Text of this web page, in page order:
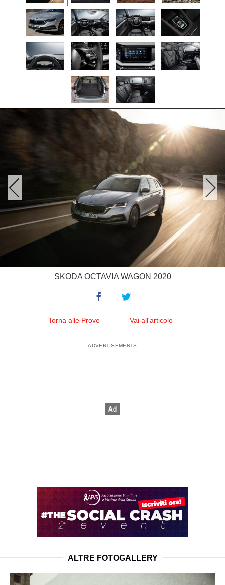
SKODA OCTAVIA WAGON 2020
Torna alle Prove Vai all'articolo
ALTRE FOTOGALLERY